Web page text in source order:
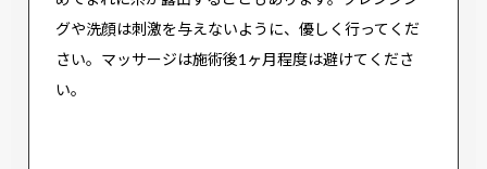
グや洗顔は刺激を与えないように、優しく行ってくだ
さい。マッサージは施術後1ヶ月程度は避けてくださ
い。